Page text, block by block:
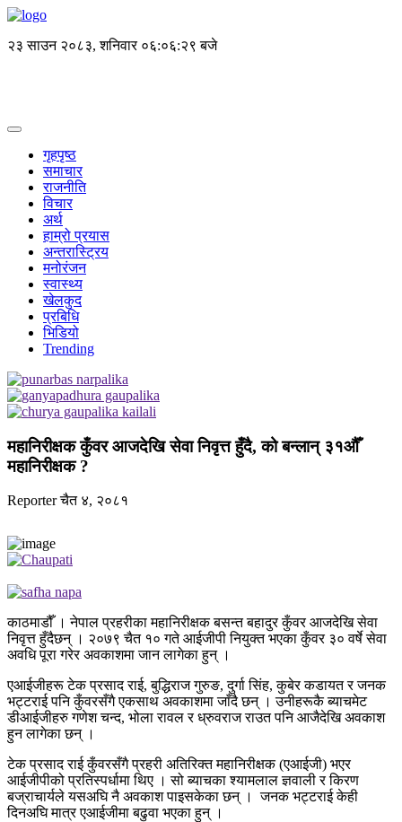
२३ साउन २०८३, शनिवार ०६:०६:२९ बजे
गृहपृष्ठ
समाचार
राजनीति
विचार
अर्थ
हाम्रो प्रयास
अन्तरास्ट्रिय
मनोरंजन
स्वास्थ्य
खेलकुद
प्रबिधि
भिडियो
Trending
महानिरीक्षक कुँवर आजदेखि सेवा निवृत्त हुँदै, को बन्लान् ३१औँ
महानिरीक्षक ?
Reporterचैत ४, २०८१
काठमाडौँ । नेपाल प्रहरीका महानिरीक्षक बसन्त बहादुर कुँवर आजदेखि सेवा
निवृत्त हुँदैछन् । २०७९ चैत १० गते आईजीपी नियुक्त भएका कुँवर ३० वर्षे सेवा
अवधि पूरा गरेर अवकाशमा जान लागेका हुन् ।
एआईजीहरू टेक प्रसाद राई, बुद्धिराज गुरुङ, दुर्गा सिंह, कुबेर कडायत र जनक
भट्टराई पनि कुँवरसँगै एकसाथ अवकाशमा जाँदै छन् । उनीहरूकै ब्याचमेट
डीआईजीहरु गणेश चन्द, भोला रावल र ध्रुवराज राउत पनि आजैदेखि अवकाश
हुन लागेका छन् ।
टेक प्रसाद राई कुँवरसँगै प्रहरी अतिरिक्त महानिरीक्षक (एआईजी) भएर
आईजीपीको प्रतिस्पर्धामा थिए । सो ब्याचका श्यामलाल ज्ञवाली र किरण
बज्राचार्यले यसअघि नै अवकाश पाइसकेका छन् । जनक भट्टराई केही
दिनअघि मात्र एआईजीमा बढुवा भएका हुन् ।